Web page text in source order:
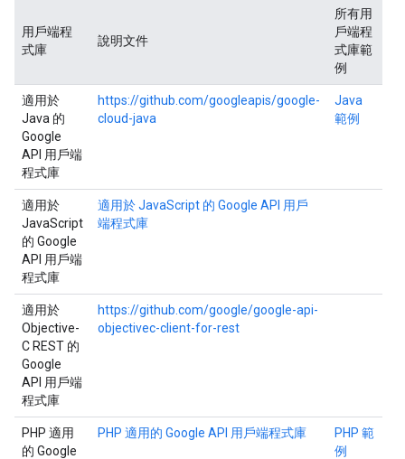
用戶端程
式庫
說明文件
所有用
戶端程
式庫範
例
適用於
Java 的
Google
API 用戶端
程式庫
https://github.com/googleapis/google-
cloud-java
Java
範例
適用於
JavaScript
的 Google
API 用戶端
程式庫
適用於 JavaScript 的 Google API 用戶
端程式庫
適用於
Objective-
C REST 的
Google
API 用戶端
程式庫
https://github.com/google/google-api-
objectivec-client-for-rest
PHP 適用
的 Google
PHP 適用的 Google API 用戶端程式庫
PHP 範
例